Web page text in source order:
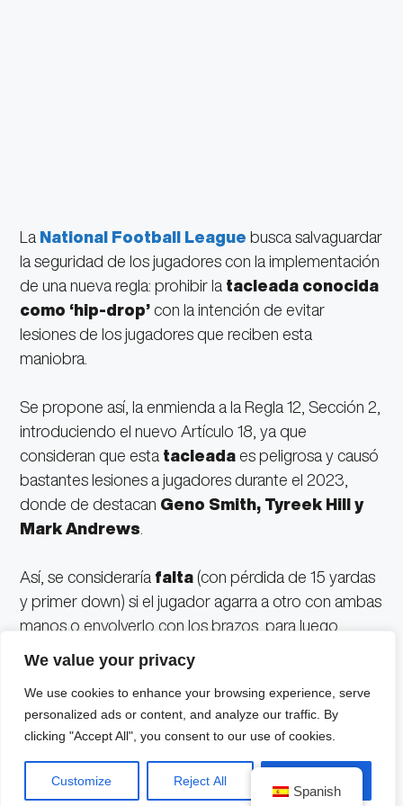
We value your privacy
We use cookies to enhance your browsing experience, serve
personalized ads or content, and analyze our traffic. By
clicking "Accept All", you consent to our use of cookies.
Customize Reject All
La National Football League busca salvaguardar
la seguridad de los jugadores con la implementación
de una nueva regla: prohibir la tacleada conocida
como ‘hip-drop’ con la intención de evitar
lesiones de los jugadores que reciben esta
maniobra.
Se propone así, la enmienda a la Regla 12, Sección 2,
introduciendo el nuevo Artículo 18, ya que
consideran que esta tacleada es peligrosa y causó
bastantes lesiones a jugadores durante el 2023,
donde de destacan Geno Smith, Tyreek Hill y
Mark Andrews
Así, se consideraría falta (con pérdida de 15 yardas
y primer down) si el jugador agarra a otro con ambas
manos o envolverlo con los brazos, para luego
parte inferior del cuerpo y finalmente, aterrizar sobre
las piernas del rival.
La junta de dueños de la
marzo y será uno de los temas a debatir, aunque la
Asociación de Jugadores de la NFLse opone,
Spanish